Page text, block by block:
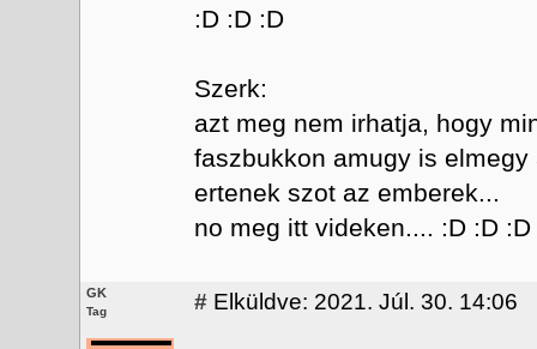
:D :D :D
Szerk:
azt meg nem irhatja, hogy
faszbukkon amugy is
ertenek szot az emberek...
no meg itt videken.... :D :D :D
GK
Tag # Elküldve: 2021. Júl. 30. 14:06